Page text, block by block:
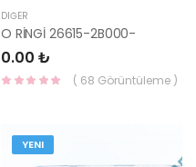
DIĞER
O RİNGİ 26615-2B000-
0.00 ₺
( 68 Görüntüleme )
YENI